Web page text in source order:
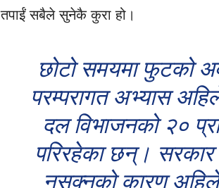
तपाईं सबैले सुनेकै कुरा हो।
छोटो समयमा फुटको
परम्परागत अभ्यास
दल विभाजनको २०
परिरहेका छन्। सरकार
नसक्नुको कारण अहिले